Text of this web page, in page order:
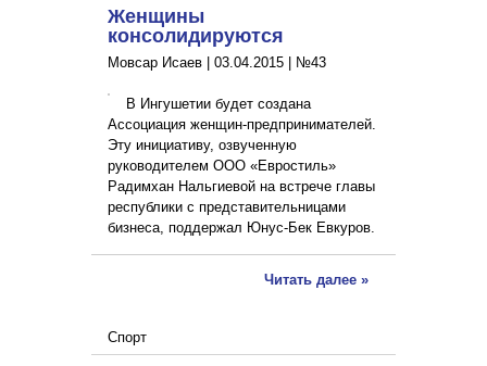
Женщины
консолидируются
Мовсар Исаев | 03.04.2015 №43
В Ингушетии будет создана
Ассоциация женщин-предпринимателей.
Эту инициативу, озвученную
руководителем ООО «Евростиль»
Радимхан Нальгиевой на встрече главы
республики с представительницами
бизнеса, поддержал Юнус-Бек Евкуров.
Читать далее »
Спорт